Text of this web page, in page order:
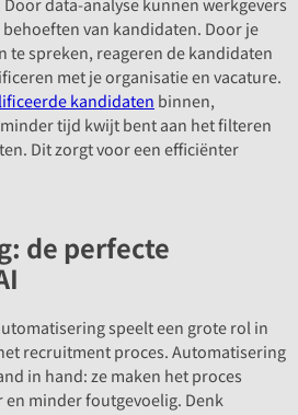
van kandidaten. Door je
te spreken, reageren de kandidaten
met je organisatie en vacature.
kandidaten binnen,
tijd kwijt bent aan het filteren
Dit zorgt voor een efficiënter
de perfecte
speelt een grote rol in
recruitment proces. Automatisering
in hand: ze maken het proces
minder foutgevoelig. Denk